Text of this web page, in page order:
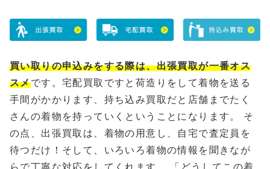
買い取りの申込みをする際は、出張買取が一番オス
スメです。宅配買取ですと荷造りをして着物を送る
手間がかかります、持ち込み買取だと店舗までたく
さんの着物を持っていくということになります。 そ
の点、出張買取は、着物の用意し、自宅で査定員を
待つだけ！そして、いろいろ着物の情報を聞きなが
らで丁寧な対応をしてくれます。 「どうしてこの着